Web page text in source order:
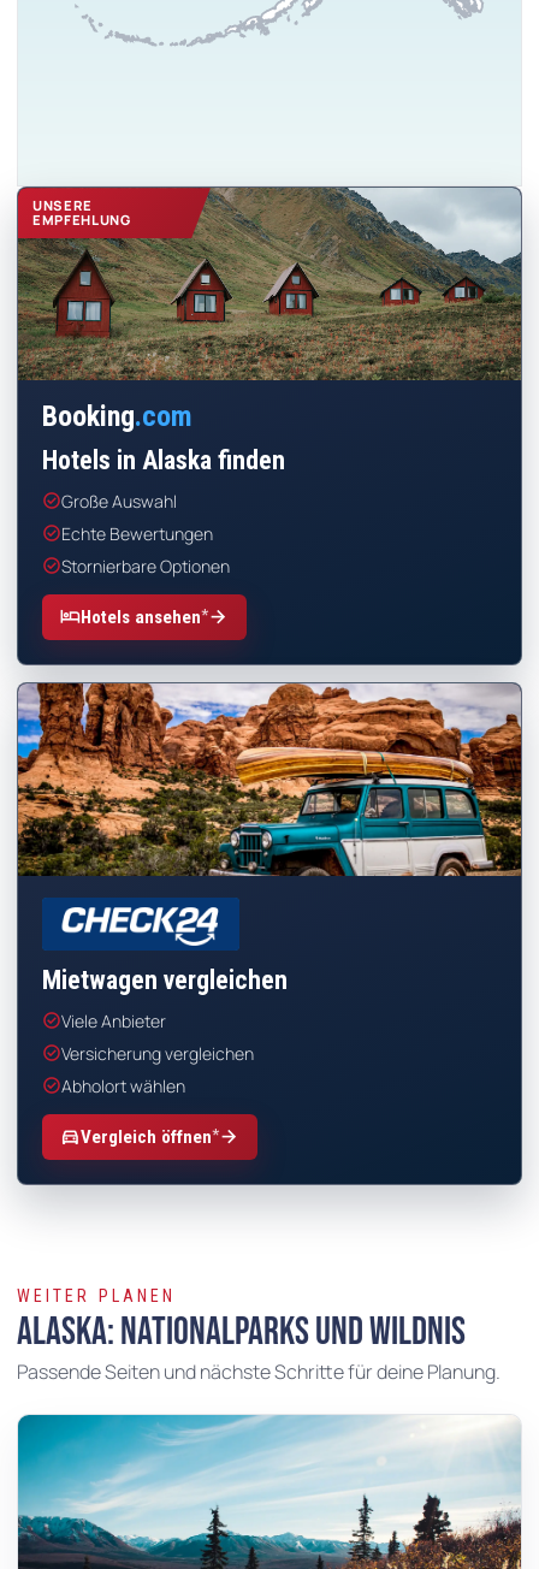
UNSERE
EMPFEHLUNG
Booking.com
Hotels in Alaska finden
check_circleGroße Auswahl
check_circleEchte Bewertungen
check_circleStornierbare Optionen
hotelHotels ansehen*arrow_forward
CHECK24
Mietwagen vergleichen
check_circleViele Anbieter
check_circleVersicherung vergleichen
check_circleAbholort wählen
directions_carVergleich öffnen*arrow_forward
WEITER PLANEN
Alaska: Nationalparks und Wildnis
Passende Seiten und nächste Schritte für deine Planung.